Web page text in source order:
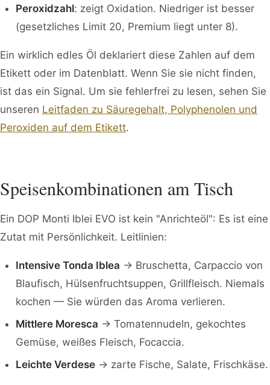
Peroxidzahl: zeigt Oxidation. Niedriger ist besser
(gesetzliches Limit 20, Premium liegt unter 8).
Ein wirklich edles Öl deklariert diese Zahlen auf dem
Etikett oder im Datenblatt. Wenn Sie sie nicht finden,
ist das ein Signal. Um sie fehlerfrei zu lesen, sehen Sie
unseren Leitfaden zu Säuregehalt, Polyphenolen und
Peroxiden auf dem Etikett.
Speisenkombinationen am Tisch
Ein DOP Monti Iblei EVO ist kein "Anrichteöl": Es ist eine
Zutat mit Persönlichkeit. Leitlinien:
Intensive Tonda Iblea → Bruschetta, Carpaccio von
Blaufisch, Hülsenfruchtsuppen, Grillfleisch. Niemals
kochen — Sie würden das Aroma verlieren.
Mittlere Moresca → Tomatennudeln, gekochtes
Gemüse, weißes Fleisch, Focaccia.
Leichte Verdese→ zarte Fische, Salate, Frischkäse.